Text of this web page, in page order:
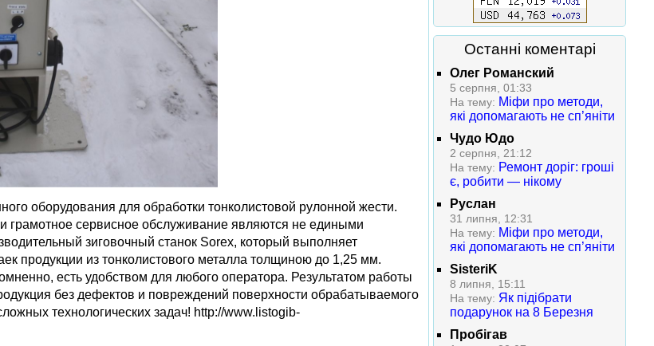
оборудования для обработки тонколистовой рулонной жести.
грамотное сервисное обслуживание являются не едиными
зиговочный станок Sorex, который выполняет
продукции из тонколистового металла толщиною до 1,25 мм.
есть удобством для любого оператора. Результатом работы
без дефектов и повреждений поверхности обрабатываемого
технологических задач! http://www.listogib-
Останні коментарі
Олег Романский
5 серпня, 01:33
На тему: Міфи про методи,
які допомагають не сп’яніти
Чудо Юдо
2 серпня, 21:12
На тему: Ремонт доріг: гроші
є, робити — нікому
Руслан
31 липня, 12:31
На тему: Міфи про методи,
які допомагають не сп’яніти
SisteriK
8 липня, 15:11
На тему: Як підібрати
подарунок на 8 Березня
Пробігав